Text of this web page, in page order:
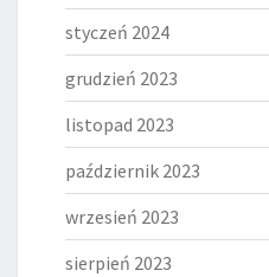
styczeń 2024
grudzień 2023
listopad 2023
październik 2023
wrzesień 2023
sierpień 2023